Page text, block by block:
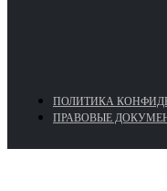
ПОЛИТИКА
ПРАВОВЫЕ